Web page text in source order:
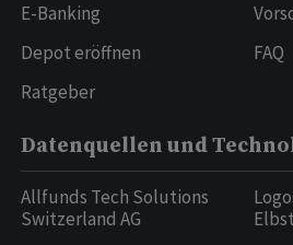
E-Banking
Depot eröffnen
Ratgeber
FAQ
Datenquellen und
Allfunds Tech Solutions
Switzerland AG